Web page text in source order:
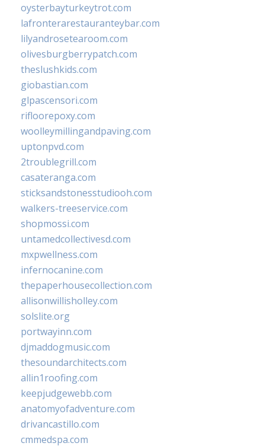
oysterbayturkeytrot.com
lafronterarestauranteybar.com
lilyandrosetearoom.com
olivesburgberrypatch.com
theslushkids.com
giobastian.com
glpascensori.com
rifloorepoxy.com
woolleymillingandpaving.com
uptonpvd.com
2troublegrill.com
casateranga.com
sticksandstonesstudiooh.com
walkers-treeservice.com
shopmossi.com
untamedcollectivesd.com
mxpwellness.com
infernocanine.com
thepaperhousecollection.com
allisonwillisholley.com
solslite.org
portwayinn.com
djmaddogmusic.com
thesoundarchitects.com
allin1roofing.com
keepjudgewebb.com
anatomyofadventure.com
drivancastillo.com
cmmedspa.com